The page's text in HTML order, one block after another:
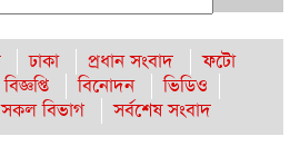
‘জুলাই গণঅভ্যুত্থান দিবস’ পালিত
দিবস পালিত
দিবস-২০২৬’ উদযাপিত
ঢাকা প্রধান সংবাদ
ফটো
বিজ্ঞপ্তি বিনোদন
ভিডিও
সকল বিভাগ সর্বশেষ সংবাদ